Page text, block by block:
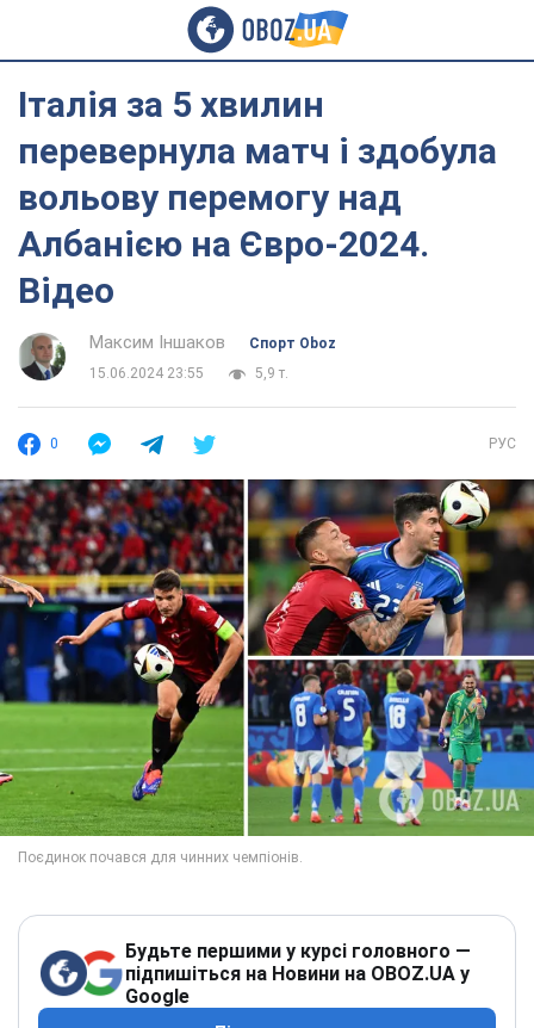
Італія за 5 хвилин
перевернула матч і здобула
вольову перемогу над
Албанією на Євро-2024.
Відео
Максим Іншаков
Спорт Oboz
15.06.2024 23:55
5,9 т.
0 РУС
Будьте першими у курсі головного —
підпишіться на Новини на OBOZ.UA у
Google